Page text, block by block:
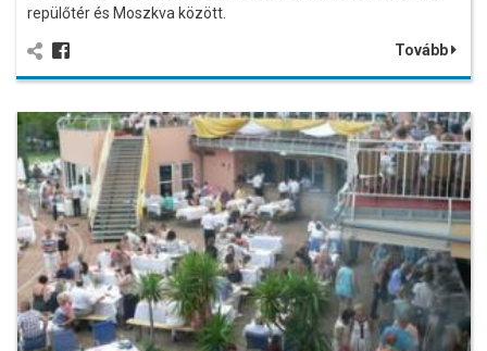
repülőtér és Moszkva között.
Tovább